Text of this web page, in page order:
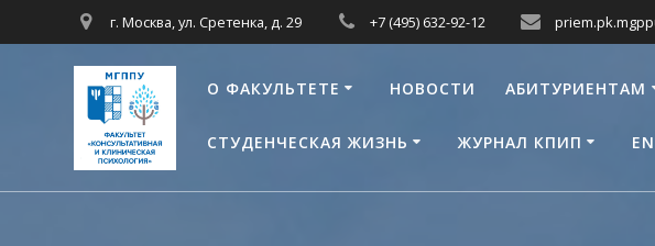
к
контенту
г. Москва, ул. Сретенка, д. 29 +7 (495) 632-92-12
О ФАКУЛЬТЕТЕ НОВОСТИ АБИТУРИЕНТАМ
СТУДЕНЧЕСКАЯ ЖИЗНЬ ЖУРНАЛ КПИП